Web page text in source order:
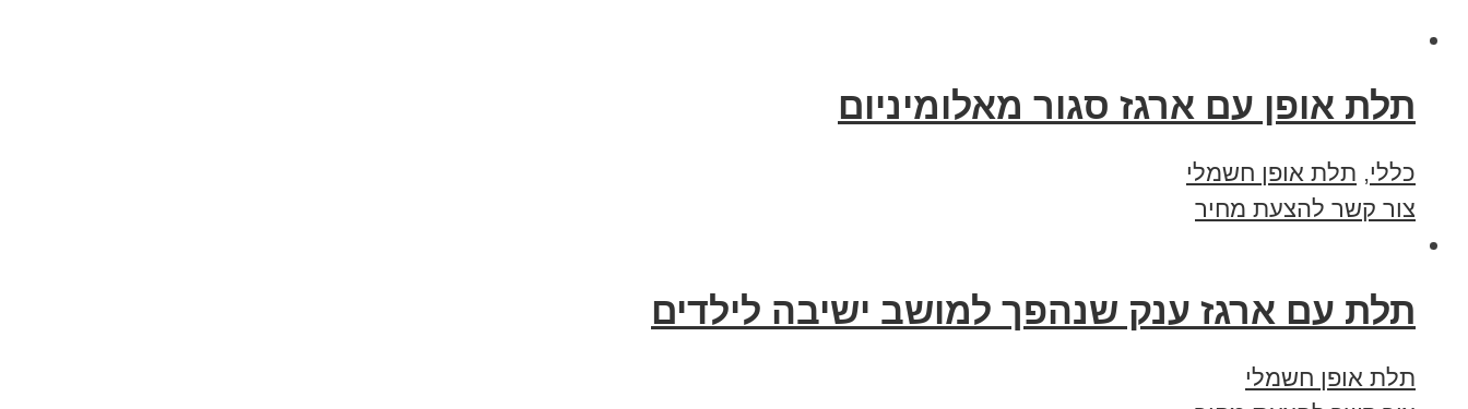
תלת אופן עם ארגז סגור מאלומיניום
כללי, תלת אופן חשמלי
צור קשר להצעת מחיר
תלת עם ארגז ענק שנהפך למושב ישיבה לילדים
תלת אופן חשמלי